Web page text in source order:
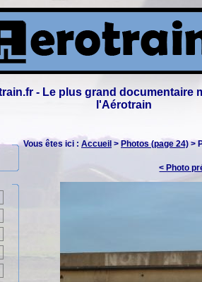
- Le plus grand documentaire
l'Aérotrain
Vous êtes ici : Accueil > Photos (page 24) >
< Photo